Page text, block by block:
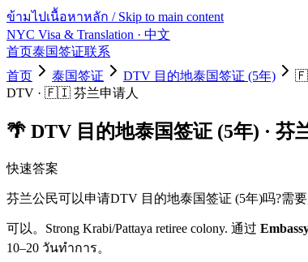
ข้ามไปเนื้อหาหลัก / Skip to main content
NYC Visa & Translation · 中文
首页泰国签证联系
首页
泰国签证 DTV 目的地泰国签证 (5年)
DTV · 🇫🇮 芬兰申请人
🌴 DTV 目的地泰国签证 (5年) · 芬
快速答案
芬兰公民可以申请DTV 目的地泰国签证 (5年)吗?需
可以。 Strong Krabi/Pattaya retiree colony. 通过
10–20 วันทำการ。